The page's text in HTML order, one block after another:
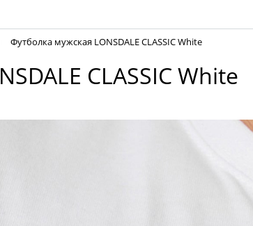
Футболка мужская LONSDALE CLASSIC White
CLASSIC White